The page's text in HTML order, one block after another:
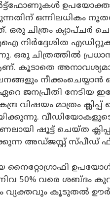
ഒന്നിലധികം
ചിത്രം ക്യാപ്‌ചർ
നിർദ്ദേശിത
ഒരു ചിത്രത്തിൽ
കൂടാതെ
നീക്കംചെയ്യാൻ
ജനപ്രീതി നേടിയ
വിഷയം മാത്രം ക്ലിപ്പ്
വീഡിയോകളുടെ
ഷൂട്ട് ചെയ്ത
അഡ്ജസ്റ്റ് സ്പീഡ്
നൈറ്റോഗ്രാഫി
50% വരെ ശബ്ദം
വ്യക്തവും കൂടുതൽ